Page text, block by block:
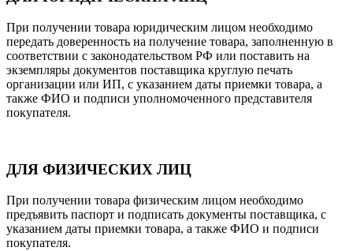
При получении товара юридическим лицом необходимо
передать доверенность на получение товара, заполненную в
соответствии с законодательством РФ или поставить на
экземпляры документов поставщика круглую печать
организации или ИП, с указанием даты приемки товара, а
также ФИО и подписи уполномоченного представителя
покупателя.
ДЛЯ ФИЗИЧЕСКИХ ЛИЦ
При получении товара физическим лицом необходимо
предъявить паспорт и подписать документы поставщика, с
указанием даты приемки товара, а также ФИО и подписи
покупателя.